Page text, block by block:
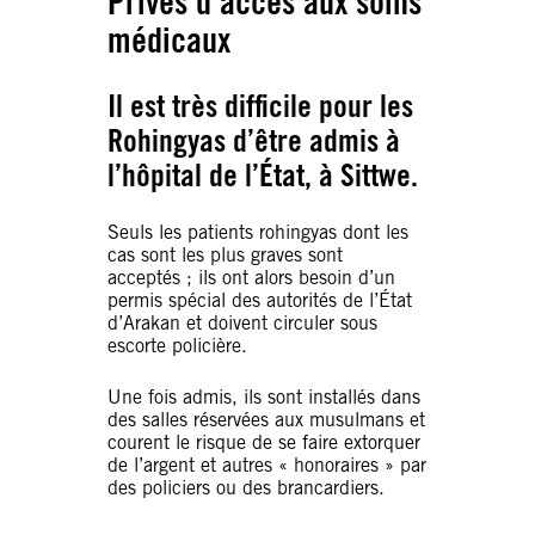
médicaux
Il est très difficile pour les
Rohingyas d’être admis à
l’hôpital de l’État, à Sittwe.
Seuls les patients rohingyas dont les
cas sont les plus graves sont
acceptés ; ils ont alors besoin d’un
permis spécial des autorités de l’État
d’Arakan et doivent circuler sous
escorte policière.
Une fois admis, ils sont installés dans
des salles réservées aux musulmans et
courent le risque de se faire extorquer
de l’argent et autres « honoraires » par
des policiers ou des brancardiers.